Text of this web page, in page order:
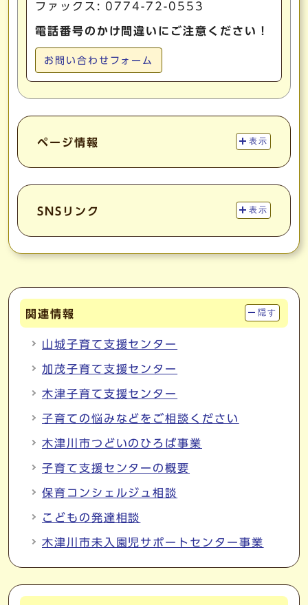
ファックス: 0774-72-0553
電話番号のかけ間違いにご注意ください！
お問い合わせフォーム
ページ情報 表示
SNSリンク 表示
関連情報 隠す
山城子育て支援センター
加茂子育て支援センター
木津子育て支援センター
子育ての悩みなどをご相談ください
木津川市つどいのひろば事業
子育て支援センターの概要
保育コンシェルジュ相談
こどもの発達相談
木津川市未入園児サポートセンター事業